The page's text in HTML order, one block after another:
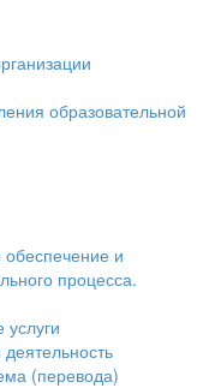
образовательной
обеспечение и
процесса.
(перевода)